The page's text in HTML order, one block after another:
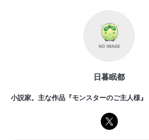
日暮眠都
小説家。主な作品『モンスターのご主人様』